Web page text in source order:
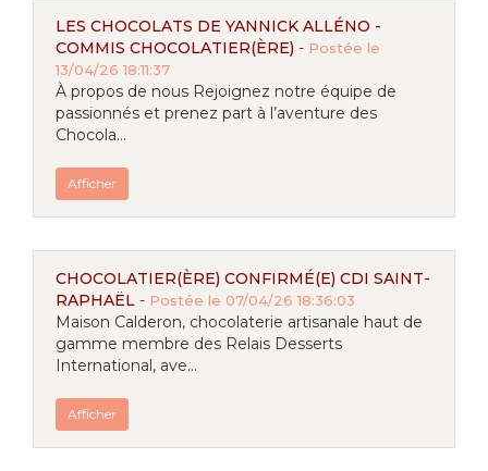
LES CHOCOLATS DE YANNICK ALLÉNO -
COMMIS CHOCOLATIER(ÈRE) - Postée le
13/04/26 18:11:37
À propos de nous Rejoignez notre équipe de
passionnés et prenez part à l’aventure des
Chocola...
Afficher
CHOCOLATIER(ÈRE) CONFIRMÉ(E) CDI SAINT-
RAPHAËL - Postée le 07/04/26 18:36:03
Maison Calderon, chocolaterie artisanale haut de
gamme membre des Relais Desserts
International, ave...
Afficher